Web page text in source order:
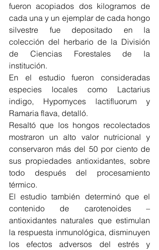
fueron acopiados dos kilogramos de
cada una y un ejemplar de cada hongo
silvestre fue depositado en la
colección del herbario de la División
de Ciencias Forestales de la
institución.
En el estudio fueron consideradas
especies locales como Lactarius
indigo, Hypomyces lactifluorum y
Ramaria flava, detalló.
Resaltó que los hongos recolectados
mostraron un alto valor nutricional y
conservaron más del 50 por ciento de
sus propiedades antioxidantes, sobre
todo después del procesamiento
térmico.
El estudio también determinó que el
contenido de carotenoides –
antioxidantes naturales que estimulan
la respuesta inmunológica, disminuyen
los efectos adversos del estrés y